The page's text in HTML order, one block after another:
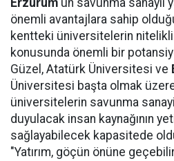
Erzurum'un savunma sanayii
önemli avantajlara sahip
kentteki üniversitelerin nitelikli
konusunda önemli bir
Güzel, Atatürk Üniversitesi ve
Üniversitesi başta olmak
üniversitelerin savunma
duyulacak insan kaynağının
sağlayabilecek kapasitede
"Yatırım, göçün önüne